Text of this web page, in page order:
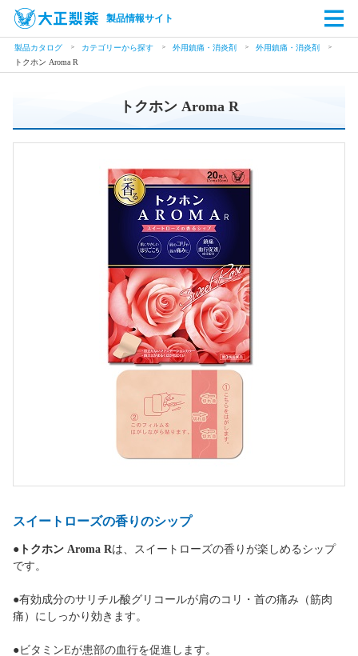
製品情報サイト
製品カタログ カテゴリーから探す 外用鎮痛・消炎剤
外用鎮痛・消炎剤
トクホン Aroma R
トクホン Aroma R
スイートローズの香りのシップ
● トクホン Aroma Rは、スイートローズの香りが楽しめるシップ
です。
●有効成分のサリチル酸グリコールが肩のコリ・首の痛み（筋肉
痛）にしっかり効きます。
●ビタミンEが患部の血行を促進します。